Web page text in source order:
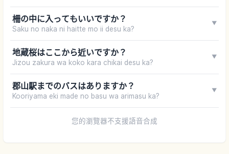
柵の中に入ってもいいですか？
Saku no naka ni haitte mo ii desu ka?
▼
地蔵桜はここから近いですか？
Jizou zakura wa koko kara chikai desu ka?
▼
郡山駅までのバスはありますか？
Kooriyama eki made no basu wa arimasu ka?
▼
您的瀏覽器不支援語音合成